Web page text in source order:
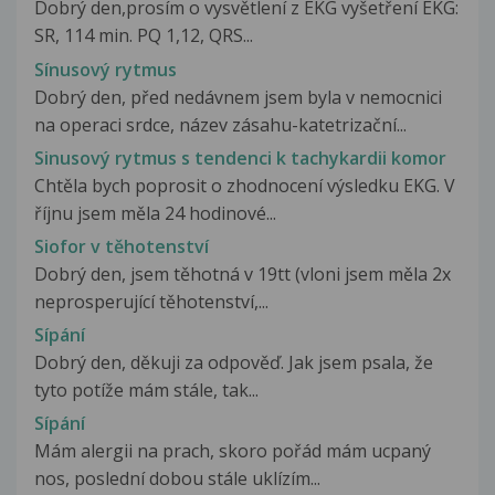
Dobrý den,prosím o vysvětlení z EKG vyšetření EKG:
SR, 114 min. PQ 1,12, QRS...
Sínusový rytmus
Dobrý den, před nedávnem jsem byla v nemocnici
na operaci srdce, název zásahu-katetrizační...
Sinusový rytmus s tendenci k tachykardii komor
Chtěla bych poprosit o zhodnocení výsledku EKG. V
říjnu jsem měla 24 hodinové...
Siofor v těhotenství
Dobrý den, jsem těhotná v 19tt (vloni jsem měla 2x
neprosperující těhotenství,...
Sípání
Dobrý den, děkuji za odpověď. Jak jsem psala, že
tyto potíže mám stále, tak...
Sípání
Mám alergii na prach, skoro pořád mám ucpaný
nos, poslední dobou stále uklízím...